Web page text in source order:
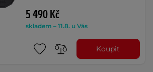
5 490 Kč
skladem – 11.8. u Vás
Koupit